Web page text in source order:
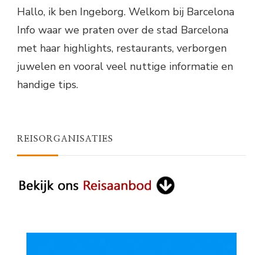
Hallo, ik ben Ingeborg. Welkom bij Barcelona
Info waar we praten over de stad Barcelona
met haar highlights, restaurants, verborgen
juwelen en vooral veel nuttige informatie en
handige tips.
REISORGANISATIES